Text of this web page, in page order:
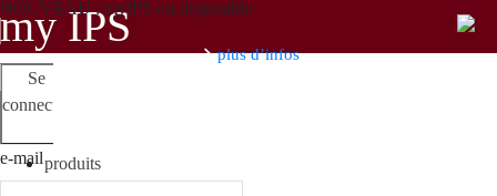
NOUVEAU : myIPS est disponible
plus d’infos
produits
my IPS
Se
connecter
e-mail